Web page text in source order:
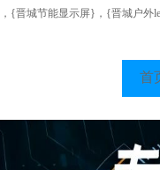
，{晋城节能显示屏}，{晋城户外
首